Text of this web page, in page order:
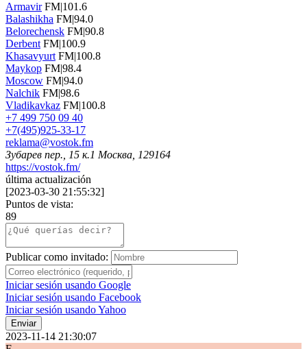
Armavir FM|101.6
Balashikha FM|94.0
Belorechensk FM|90.8
Derbent FM|100.9
Khasavyurt FM|100.8
Maykop FM|98.4
Moscow FM|94.0
Nalchik FM|98.6
Vladikavkaz FM|100.8
+7 499 750 09 40
+7(495)925-33-17
reklama@vostok.fm
Зубарев пер., 15 к.1 Москва, 129164
https://vostok.fm/
última actualización
[2023-03-30 21:55:32]
Puntos de vista:
89
Publicar como invitado:
Iniciar sesión usando Google
Iniciar sesión usando Facebook
Iniciar sesión usando Yahoo
Enviar
2023-11-14 21:30:07